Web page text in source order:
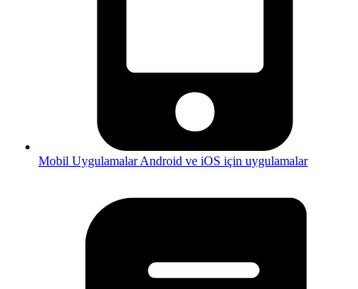
Mobil UygulamalarAndroid ve iOS için uygulamalar